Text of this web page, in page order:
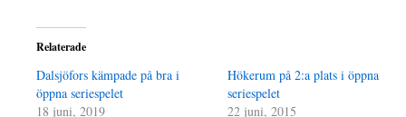
Relaterade
Dalsjöfors kämpade på bra i
öppna seriespelet
18 juni, 2019
Hökerum på 2:a plats i öppna
seriespelet
22 juni, 2015